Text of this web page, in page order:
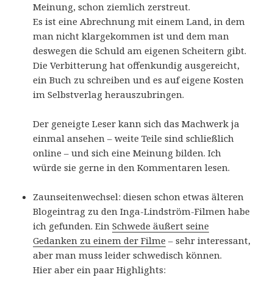
Meinung, schon ziemlich zerstreut.
Es ist eine Abrechnung mit einem Land, in dem
man nicht klargekommen ist und dem man
deswegen die Schuld am eigenen Scheitern gibt.
Die Verbitterung hat offenkundig ausgereicht,
ein Buch zu schreiben und es auf eigene Kosten
im Selbstverlag herauszubringen.
Der geneigte Leser kann sich das Machwerk ja
einmal ansehen – weite Teile sind schließlich
online – und sich eine Meinung bilden. Ich
würde sie gerne in den Kommentaren lesen.
Zaunseitenwechsel: diesen schon etwas älteren
Blogeintrag zu den Inga-Lindström-Filmen habe
ich gefunden. EinSchwede äußert seine
Gedanken zu einem der Filme – sehr interessant,
aber man muss leider schwedisch können.
Hier aber ein paar Highlights: